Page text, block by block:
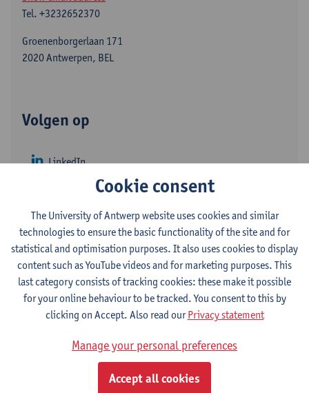
Tel. +3232652370
Groenenborgerlaan 171
2020 Antwerpen, BEL
Volgen op
LinkedIn
ResearchGate
Web of Science
ORCID
Department
Department of Biochemical and Chemical Engineering
Statute & functions
Cookie consent
The University of Antwerp website uses cookies and similar
technologies to ensure the basic functionality of the site and for
statistical and optimisation purposes. It also uses cookies to display
content such as YouTube videos and for marketing purposes. This
last category consists of tracking cookies: these make it possible
for your online behaviour to be tracked. You consent to this by
clicking on Accept. Also read ourPrivacy statement
Manage your personal preferences
Accept all cookies